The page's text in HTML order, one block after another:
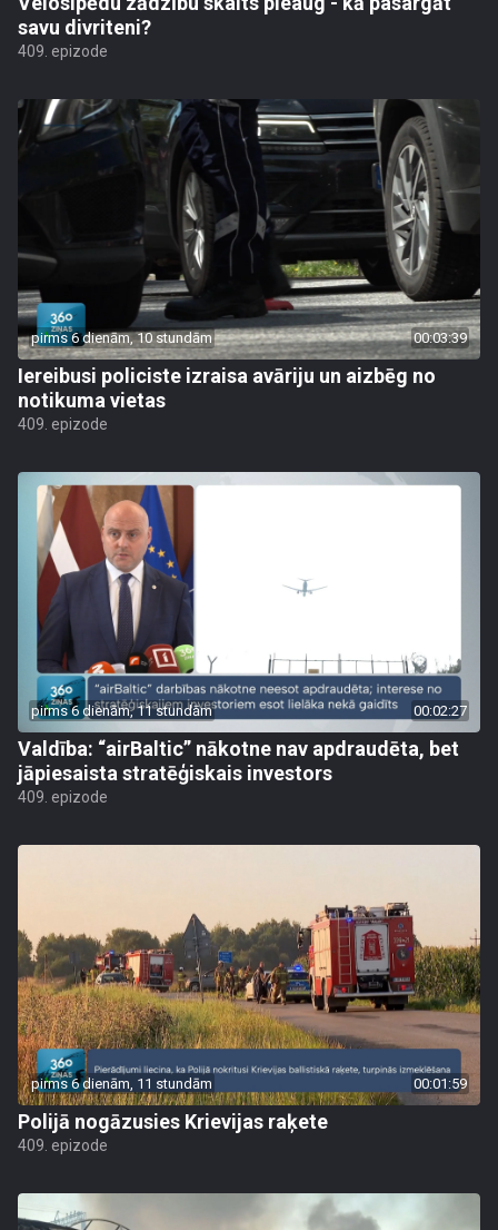
savu divriteni?
409. epizode
pirms 6 dienām, 10 stundām 00:03:39
Iereibusi policiste izraisa avāriju un aizbēg no
notikuma vietas
409. epizode
pirms 6 dienām, 11 stundām 00:02:27
Valdība: “airBaltic” nākotne nav apdraudēta, bet
jāpiesaista stratēģiskais investors
409. epizode
pirms 6 dienām, 11 stundām 00:01:59
Polijā nogāzusies Krievijas raķete
409. epizode